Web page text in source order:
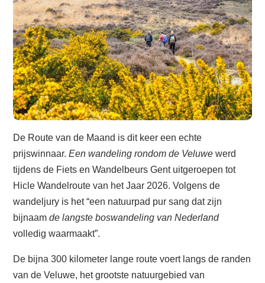
De Route van de Maand is dit keer een echte
prijswinnaar. Een wandeling rondom de Veluwe werd
tijdens de Fiets en Wandelbeurs Gent uitgeroepen tot
Hicle Wandelroute van het Jaar 2026. Volgens de
wandeljury is het “een natuurpad pur sang dat zijn
bijnaam de langste boswandeling van Nederland
volledig waarmaakt”.
De bijna 300 kilometer lange route voert langs de randen
van de Veluwe, het grootste natuurgebied van